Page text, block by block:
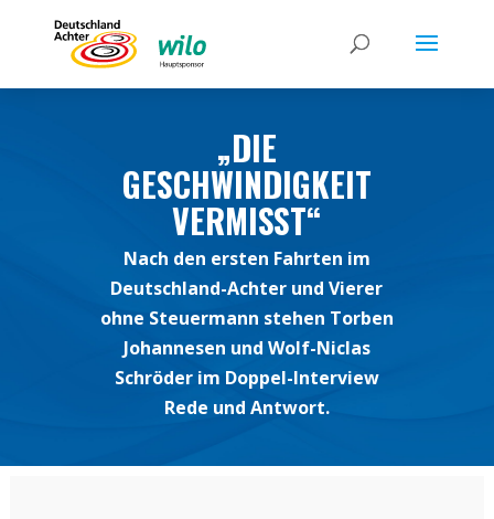
„DIE
GESCHWINDIGKEIT
VERMISST“
Nach den ersten Fahrten im
Deutschland-Achter und Vierer
ohne Steuermann stehen Torben
Johannesen und Wolf-Niclas
Schröder im Doppel-Interview
Rede und Antwort.